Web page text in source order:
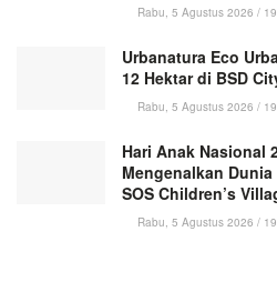
Rabu, 5 Agustus 2026 /
Urbanatura Eco
12 Hektar di BSD
Rabu, 5 Agustus 2026 /
Hari Anak Nasional
Mengenalkan
SOS Children’s
Rabu, 5 Agustus 2026 /